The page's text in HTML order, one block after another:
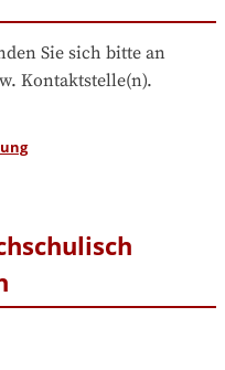
Sie sich bitte an
Kontaktstelle(n).